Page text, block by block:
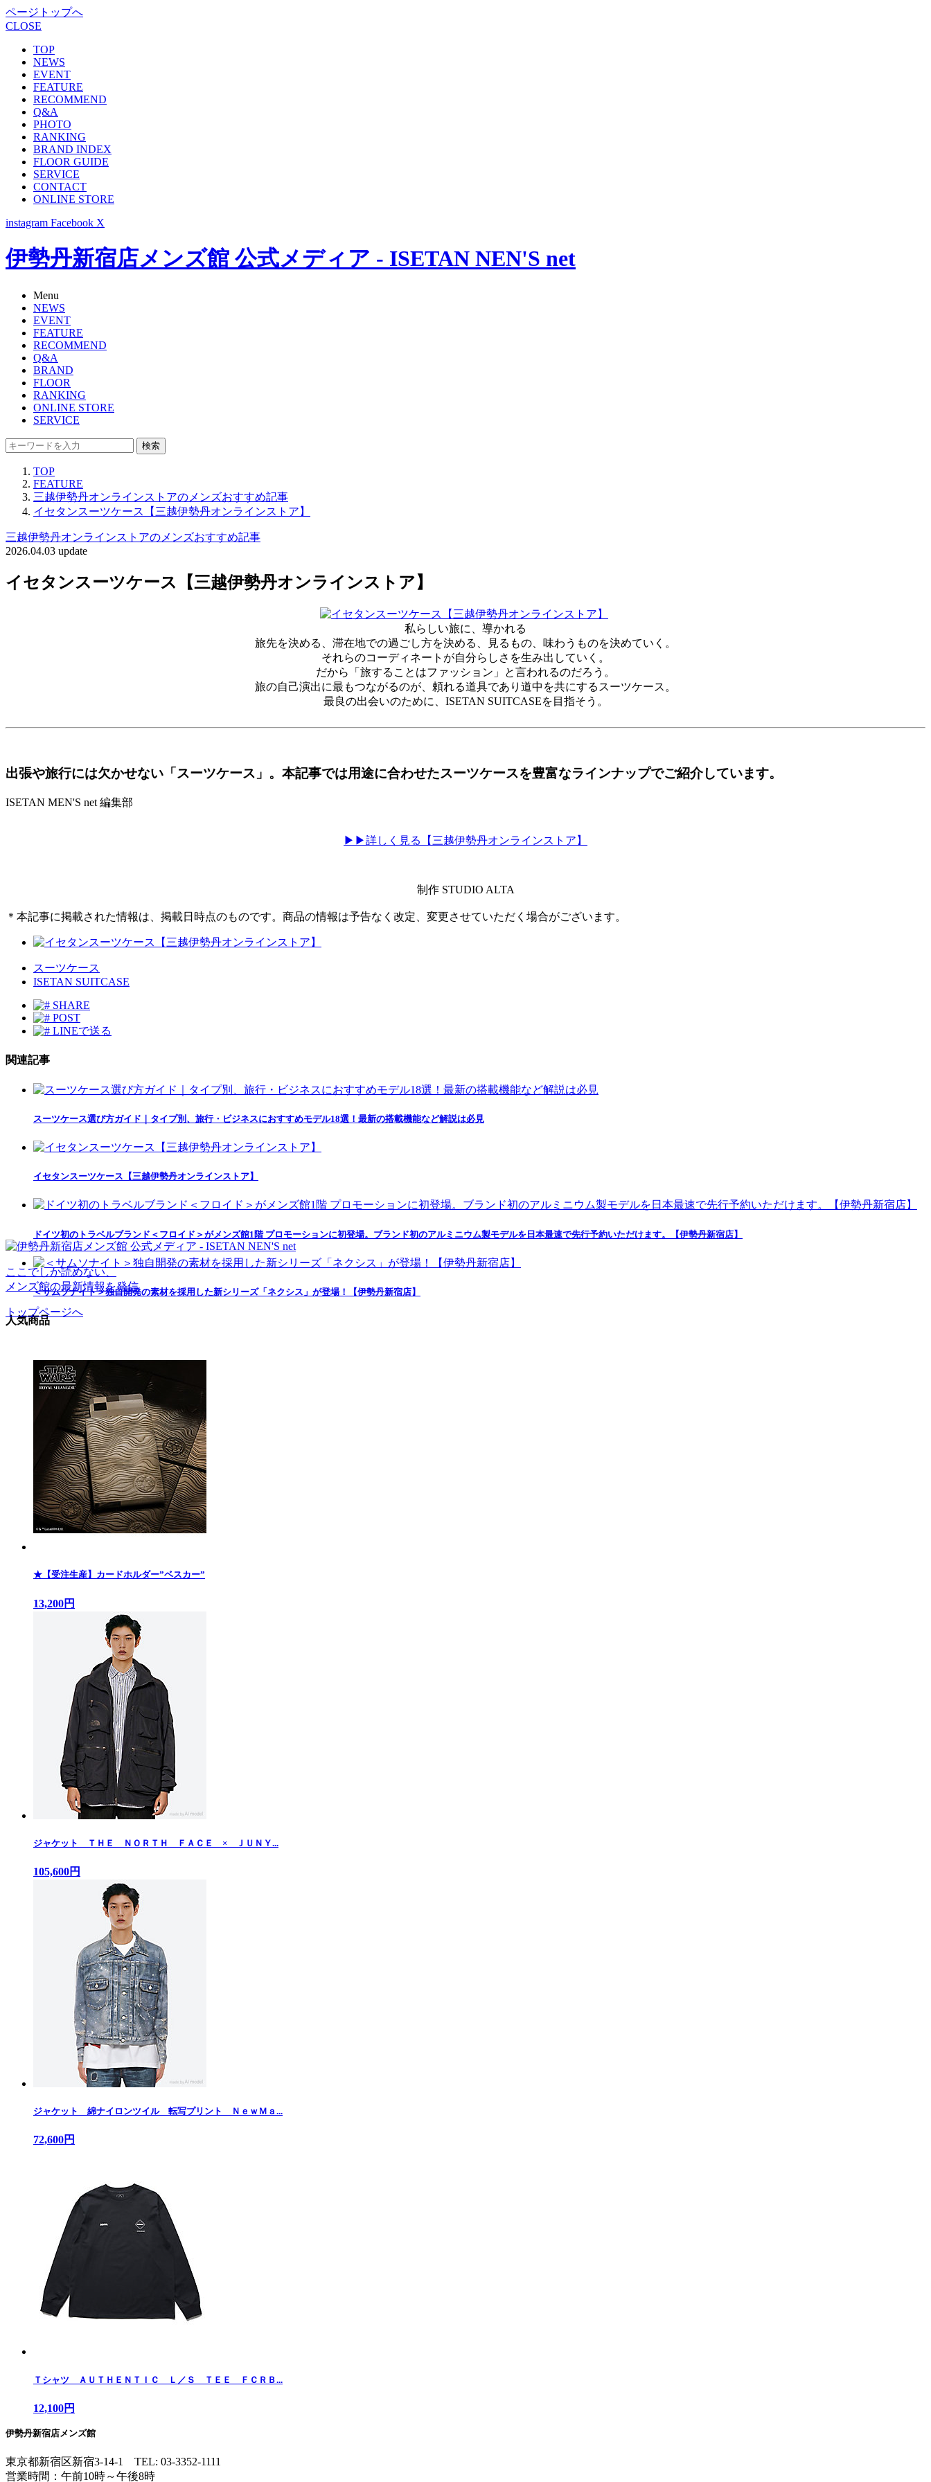
ページトップへ
CLOSE
TOP
NEWS
EVENT
FEATURE
RECOMMEND
Q&A
PHOTO
RANKING
BRAND INDEX
FLOOR GUIDE
SERVICE
CONTACT
ONLINE STORE
instagram Facebook X
伊勢丹新宿店メンズ館 公式メディア - ISETAN NEN'S net
Menu
NEWS
EVENT
FEATURE
RECOMMEND
Q&A
BRAND
FLOOR
RANKING
ONLINE STORE
SERVICE
検索
TOP
FEATURE
三越伊勢丹オンラインストアのメンズおすすめ記事
イセタンスーツケース【三越伊勢丹オンラインストア】
三越伊勢丹オンラインストアのメンズおすすめ記事
2026.04.03 update
イセタンスーツケース【三越伊勢丹オンラインストア】
私らしい旅に、導かれる
旅先を決める、滞在地での過ごし方を決める、見るもの、味わうものを決めていく。
それらのコーディネートが自分らしさを生み出していく。
だから「旅することはファッション」と言われるのだろう。
旅の自己演出に最もつながるのが、頼れる道具であり道中を共にするスーツケース。
最良の出会いのために、ISETAN SUITCASEを目指そう。
出張や旅行には欠かせない「スーツケース」。本記事では用途に合わせたスーツケースを豊富なラインナップでご紹介しています。
ISETAN MEN'S net 編集部
▶▶詳しく見る【三越伊勢丹オンラインストア】
制作 STUDIO ALTA
＊本記事に掲載された情報は、掲載日時点のものです。商品の情報は予告なく改定、変更させていただく場合がございます。
スーツケース
ISETAN SUITCASE
SHARE
POST
LINEで送る
関連記事
スーツケース選び方ガイド｜タイプ別、旅行・ビジネスにおすすめモデル18選！最新の搭載機能など解説は必見
イセタンスーツケース【三越伊勢丹オンラインストア】
ドイツ初のトラベルブランド＜フロイド＞がメンズ館1階 プロモーションに初登場。ブランド初のアルミニウム製モデルを日本最速で先行予約いただけます。【伊勢丹新宿店】
＜サムソナイト＞独自開発の素材を採用した新シリーズ「ネクシス」が登場！【伊勢丹新宿店】
人気商品
★【受注生産】カードホルダー”ベスカー”
13,200円
ジャケット ＴＨＥ ＮＯＲＴＨ ＦＡＣＥ × ＪＵＮＹ...
105,600円
ジャケット 綿ナイロンツイル 転写プリント ＮｅｗＭａ...
72,600円
Ｔシャツ ＡＵＴＨＥＮＴＩＣ Ｌ／Ｓ ＴＥＥ ＦＣＲＢ...
12,100円
ここでしか読めない、
メンズ館の最新情報を発信
トップページへ
伊勢丹新宿店メンズ館
東京都新宿区新宿3-14-1 TEL: 03-3352-1111
営業時間：午前10時～午後8時